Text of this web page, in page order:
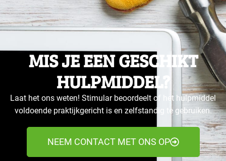
MIS JE EEN GESCHIKT
HULPMIDDEL?
Laat het ons weten! Stimular beoordeelt of het hulpmiddel
voldoende praktijkgericht is en zelfstandig te gebruiken.
NEEM CONTACT MET ONS OP